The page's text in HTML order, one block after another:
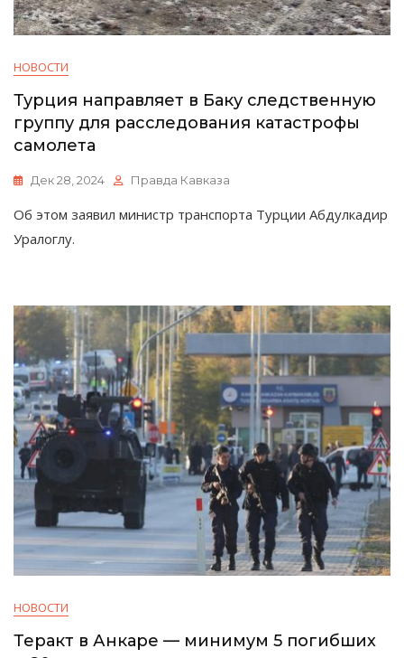
НОВОСТИ
Турция направляет в Баку следственную
группу для расследования катастрофы
самолета
Дек 28, 2024 Правда Кавказа
Об этом заявил министр транспорта Турции Абдулкадир
Уралоглу.
НОВОСТИ
Теракт в Анкаре — минимум 5 погибших